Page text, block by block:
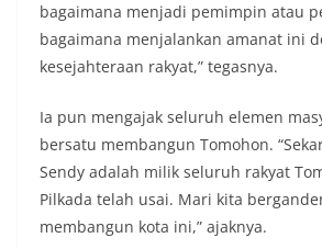
bagaimana menjadi pemimpin atau
bagaimana menjalankan amanat ini
kesejahteraan rakyat,” tegasnya.
Ia pun mengajak seluruh elemen
bersatu membangun Tomohon.
Sendy adalah milik seluruh rakyat
Pilkada telah usai. Mari kita
membangun kota ini,” ajaknya.